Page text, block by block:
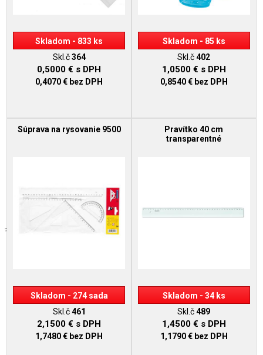
Skladom - 833 ks
Skl.č364
0,5000 € s DPH
0,4070 € bez DPH
Skladom - 85 ks
Skl.č402
1,0500 € s DPH
0,8540 € bez DPH
Súprava na rysovanie 9500
Skladom - 274 sada
Skl.č461
2,1500 € s DPH
1,7480 € bez DPH
Pravítko 40 cm
transparentné
Skladom - 34 ks
Skl.č489
1,4500 € s DPH
1,1790 € bez DPH